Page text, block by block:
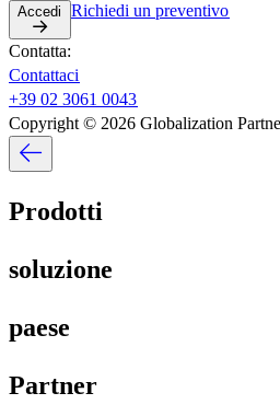
Accedi​​ Richiedi un preventivo​​
Contatta:​​
Contattaci​​
+39 02 3061 0043​​
Copyright © 2026 Globalization
Prodotti​​
soluzione​​
paese​​
Partner​​